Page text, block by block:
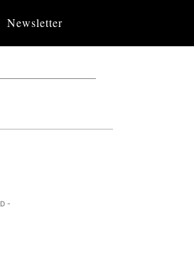
Newsletter
-